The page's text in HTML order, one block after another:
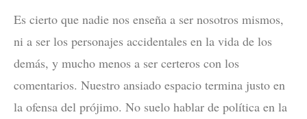
Es cierto que nadie nos enseña a ser nosotros mismos,
ni a ser los personajes accidentales en la vida de los
demás, y mucho menos a ser certeros con los
comentarios. Nuestro ansiado espacio termina justo en
la ofensa del prójimo. No suelo hablar de política en la